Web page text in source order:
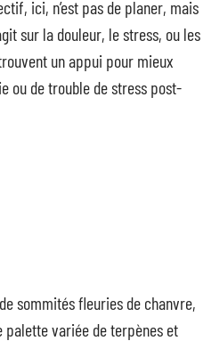
ici, n’est pas de planer, mais
sur la douleur, le stress, ou les
un appui pour mieux
ou de trouble de stress post-
sommités fleuries de chanvre,
palette variée de terpènes et